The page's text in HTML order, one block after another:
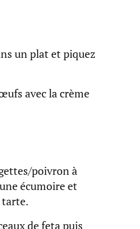
un plat et piquez
avec la crème
poivron à
écumoire et
tarte.
de feta puis